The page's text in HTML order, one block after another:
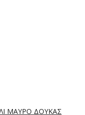
ΜΑΥΡΟ ΔΟΥΚΑΣ